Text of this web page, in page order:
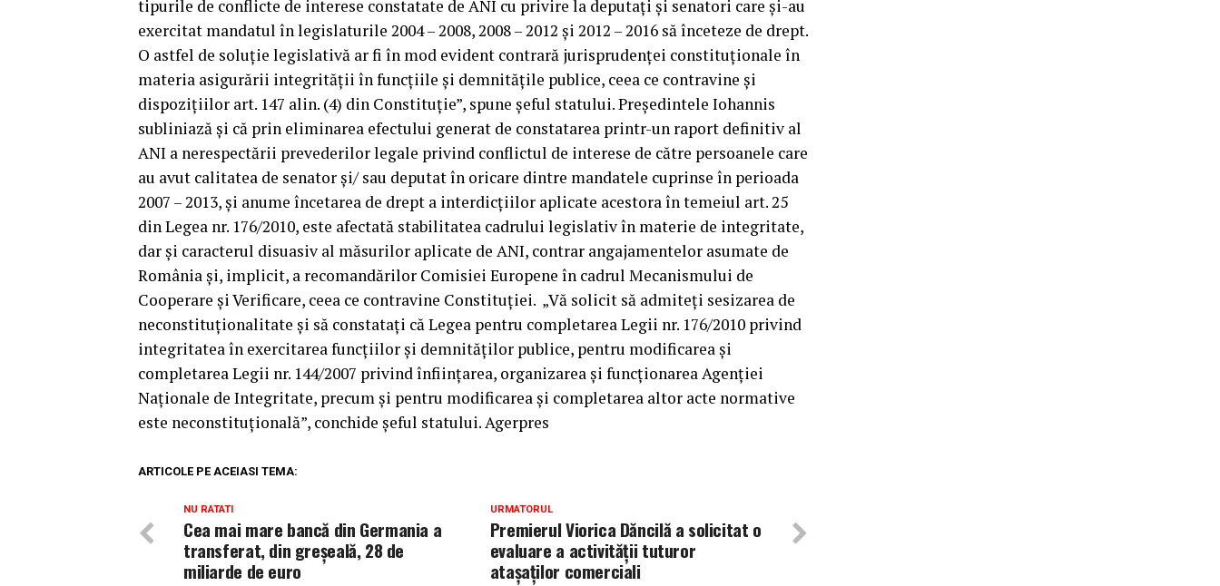
tipurile de conflicte de interese constatate de ANI cu privire la deputaţi şi senatori care şi-au
exercitat mandatul în legislaturile 2004 – 2008, 2008 – 2012 şi 2012 – 2016 să înceteze de drept.
O astfel de soluţie legislativă ar fi în mod evident contrară jurisprudenţei constituţionale în
materia asigurării integrităţii în funcţiile şi demnităţile publice, ceea ce contravine şi
dispoziţiilor art. 147 alin. (4) din Constituţie”, spune şeful statului. Preşedintele Iohannis
subliniază şi că prin eliminarea efectului generat de constatarea printr-un raport definitiv al
ANI a nerespectării prevederilor legale privind conflictul de interese de către persoanele care
au avut calitatea de senator şi/ sau deputat în oricare dintre mandatele cuprinse în perioada
2007 – 2013, şi anume încetarea de drept a interdicţiilor aplicate acestora în temeiul art. 25
din Legea nr. 176/2010, este afectată stabilitatea cadrului legislativ în materie de integritate,
dar şi caracterul disuasiv al măsurilor aplicate de ANI, contrar angajamentelor asumate de
România şi, implicit, a recomandărilor Comisiei Europene în cadrul Mecanismului de
Cooperare şi Verificare, ceea ce contravine Constituţiei. „Vă solicit să admiteţi sesizarea de
neconstituţionalitate şi să constataţi că Legea pentru completarea Legii nr. 176/2010 privind
integritatea în exercitarea funcţiilor şi demnităţilor publice, pentru modificarea şi
completarea Legii nr. 144/2007 privind înfiinţarea, organizarea şi funcţionarea Agenţiei
Naţionale de Integritate, precum şi pentru modificarea şi completarea altor acte normative
este neconstituţională”, conchide şeful statului. Agerpres
ARTICOLE PE ACEIASI TEMA:
URMATORUL
Premierul Viorica Dăncilă a solicitat o
evaluare a activităţii tuturor
ataşaţilor comerciali
NU RATATI
Cea mai mare bancă din Germania a
transferat, din greşeală, 28 de
miliarde de euro